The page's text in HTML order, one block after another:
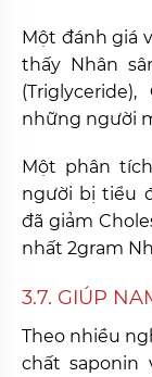
Một đánh giá
thấy Nhân
những người
Một phân
người bị tiểu
đã giảm
nhất 2gram
3.7. GIÚP
Theo nhiều
chất saponin